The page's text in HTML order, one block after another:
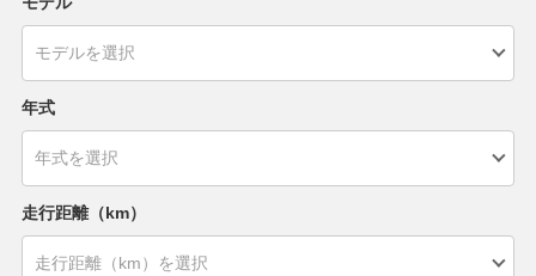
年式
走行距離（km）